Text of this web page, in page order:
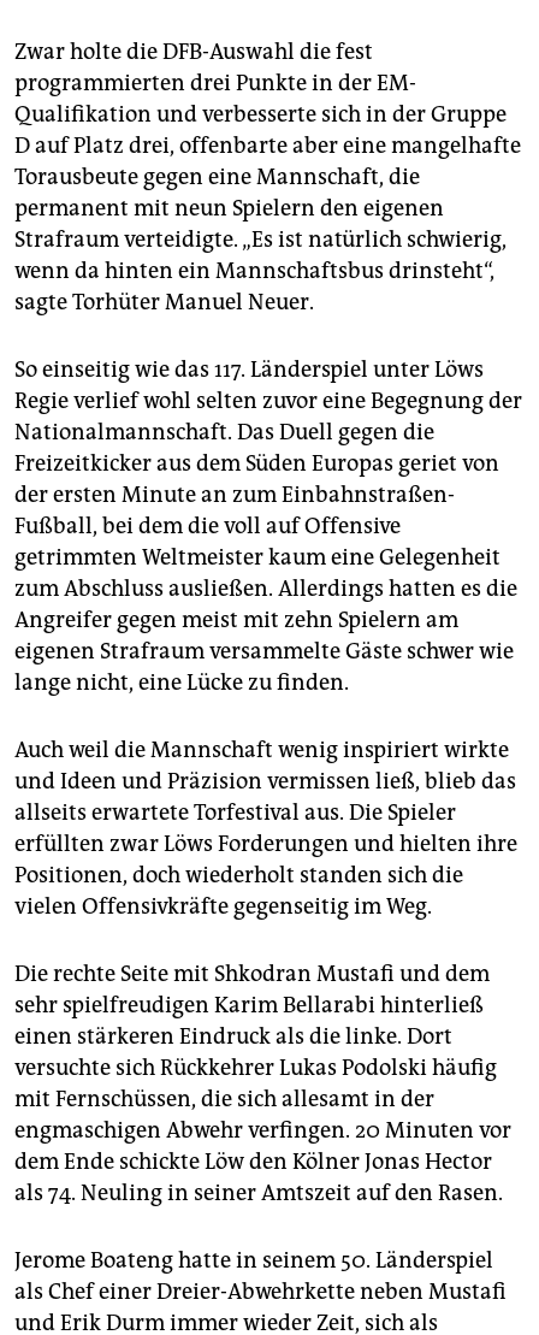
Zwar holte die DFB-Auswahl die fest
programmierten drei Punkte in der EM-
Qualifikation und verbesserte sich in der Gruppe
D auf Platz drei, offenbarte aber eine mangelhafte
Torausbeute gegen eine Mannschaft, die
permanent mit neun Spielern den eigenen
Strafraum verteidigte. „Es ist natürlich schwierig,
wenn da hinten ein Mannschaftsbus drinsteht“,
sagte Torhüter Manuel Neuer.
So einseitig wie das 117. Länderspiel unter Löws
Regie verlief wohl selten zuvor eine Begegnung der
Nationalmannschaft. Das Duell gegen die
Freizeitkicker aus dem Süden Europas geriet von
der ersten Minute an zum Einbahnstraßen-
Fußball, bei dem die voll auf Offensive
getrimmten Weltmeister kaum eine Gelegenheit
zum Abschluss ausließen. Allerdings hatten es die
Angreifer gegen meist mit zehn Spielern am
eigenen Strafraum versammelte Gäste schwer wie
lange nicht, eine Lücke zu finden.
Auch weil die Mannschaft wenig inspiriert wirkte
und Ideen und Präzision vermissen ließ, blieb das
allseits erwartete Torfestival aus. Die Spieler
erfüllten zwar Löws Forderungen und hielten ihre
Positionen, doch wiederholt standen sich die
vielen Offensivkräfte gegenseitig im Weg.
Die rechte Seite mit Shkodran Mustafi und dem
sehr spielfreudigen Karim Bellarabi hinterließ
einen stärkeren Eindruck als die linke. Dort
versuchte sich Rückkehrer Lukas Podolski häufig
mit Fernschüssen, die sich allesamt in der
engmaschigen Abwehr verfingen. 20 Minuten vor
dem Ende schickte Löw den Kölner Jonas Hector
als 74. Neuling in seiner Amtszeit auf den Rasen.
Jerome Boateng hatte in seinem 50. Länderspiel
als Chef einer Dreier-Abwehrkette neben Mustafi
und Erik Durm immer wieder Zeit, sich als